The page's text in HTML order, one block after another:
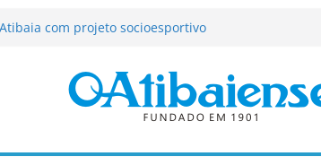
e Morango abre programação
infantis e valorização dos produtores
a deputado estadual é